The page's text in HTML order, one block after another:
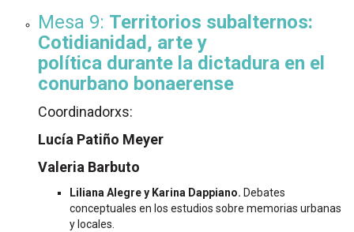
Mesa 9: Territorios subalternos:
Cotidianidad, arte y
política durante la dictadura en el
conurbano bonaerense
Coordinadorxs:
Lucía Patiño Meyer
Valeria Barbuto
Liliana Alegre y Karina Dappiano. Debates
conceptuales en los estudios sobre memorias urbanas
y locales.